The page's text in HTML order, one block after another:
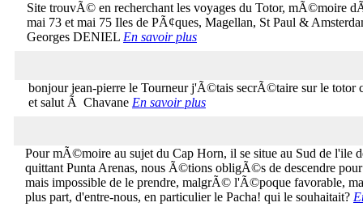
Site trouvÃ© en recherchant les voyages du Totor,
mai 73 et mai 75 Iles de PÃ¢ques, Magellan, St Paul &
Georges DENIEL En savoir plus
bonjour jean-pierre le Tourneur j'Ã©tais secrÃ©taire sur le totor
et salut Ã Chavane En savoir plus
Pour mÃ©moire au sujet du Cap Horn, il se situe au Sud de l'ile
quittant Punta Arenas, nous Ã©tions obligÃ©s de descendre
mais impossible de le prendre, malgrÃ© l'Ã©poque favorable,
plus part, d'entre-nous, en particulier le Pacha! qui le souhaitait?